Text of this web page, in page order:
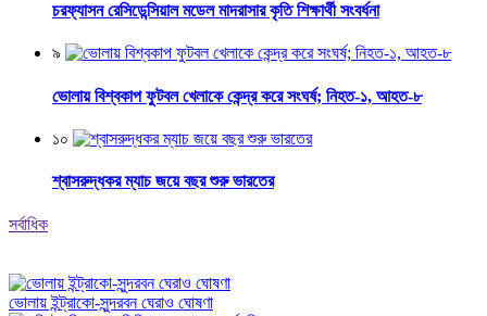
চরফ্যাসন রেসিডেন্সিয়াল মডেল মাদরাসার কৃতি শিক্ষার্থী সংবর্ধনা
৯
ভোলায় বিশ্বকাপ ফুটবল খেলাকে কেন্দ্র করে সংঘর্ষ; নিহত-১, আহত-৮
১০
শ্বাসরুদ্ধকর ম্যাচ জয়ে বছর শুরু ভারতের
সর্বাধিক
ভোলায় ইন্ট্রাকো-সুন্দরবন ঘেরাও ঘোষণা